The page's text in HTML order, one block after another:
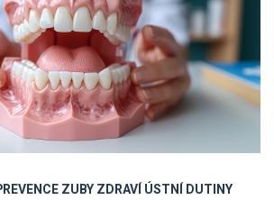
ZUBYZDRAVÍ ÚSTNÍ DUTINY